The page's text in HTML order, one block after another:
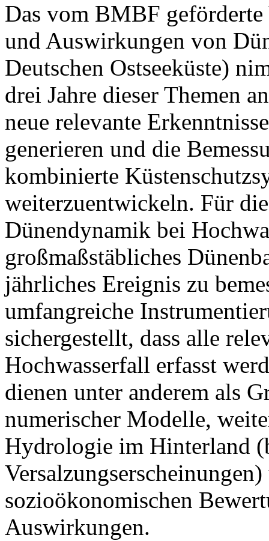
Das vom BMBF
und Auswirkungen von
Deutschen Ostseeküste)
drei Jahre dieser Themen
neue relevante
generieren und die
kombinierte
weiterzuentwickeln. Für
Dünendynamik bei
großmaßstäbliches
jährliches Ereignis zu
umfangreiche
sichergestellt, dass alle
Hochwasserfall erfasst
dienen unter anderem als
numerischer Modelle,
Hydrologie im Hinterland
sozioökonomischen
Auswirkungen.